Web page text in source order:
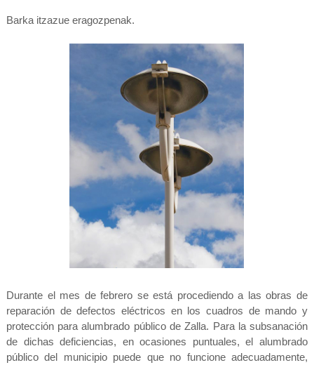
Barka itzazue eragozpenak.
Durante el mes de febrero se está procediendo a las obras de
reparación de defectos eléctricos en los cuadros de mando y
protección para alumbrado público de Zalla. Para la subsanación
de dichas deficiencias, en ocasiones puntuales, el alumbrado
público del municipio puede que no funcione adecuadamente,